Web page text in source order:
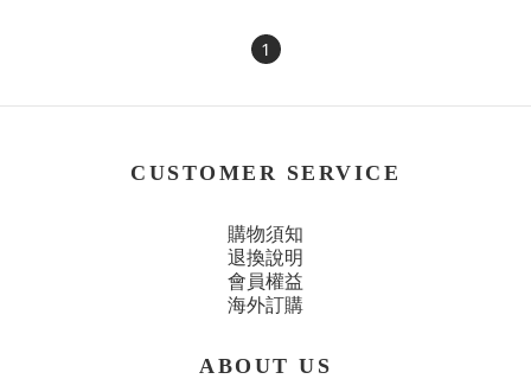
1
CUSTOMER SERVICE
購物須知
退換說明
會員權益
海外訂購
ABOUT US